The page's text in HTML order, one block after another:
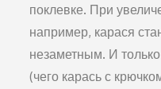
поклевке. При
например, карася
незаметным. И
(чего карась с